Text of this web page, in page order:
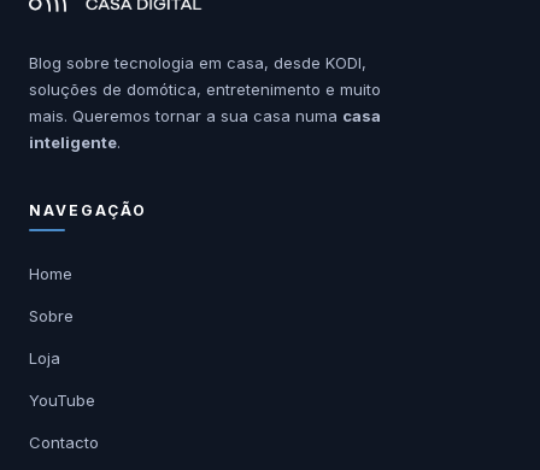
Blog sobre tecnologia em casa, desde KODI,
soluções de domótica, entretenimento e muito
mais. Queremos tornar a sua casa numa casa
inteligente.
NAVEGAÇÃO
Home
Sobre
Loja
YouTube
Contacto